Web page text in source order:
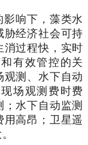
响下，藻类水
胁经济社会可持
消过程快，实时
有效管控的关
测、水下自动
场观测费时费
水下自动监测
高昂；卫星遥